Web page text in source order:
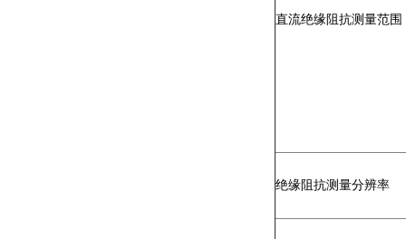
直流绝缘阻抗测量范围
绝缘阻抗测量分辨率